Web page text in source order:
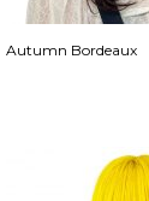
Autumn Bordeaux